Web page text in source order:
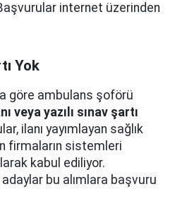
Başvurular internet üzerinden
Yok
göre ambulans şoförü
veya yazılı sınav şartı
ilanı yayımlayan sağlık
firmaların sistemleri
kabul ediliyor.
adaylar bu alımlara başvuru